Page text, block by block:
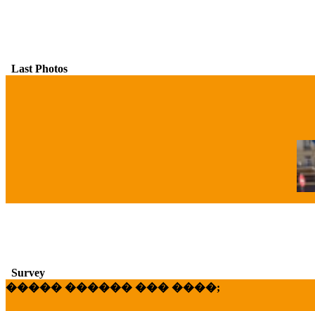
Last Photos
Survey
����� ������ ��� ����;